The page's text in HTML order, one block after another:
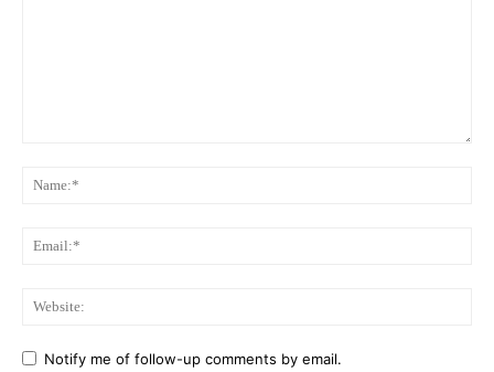
Notify me of follow-up comments by email.